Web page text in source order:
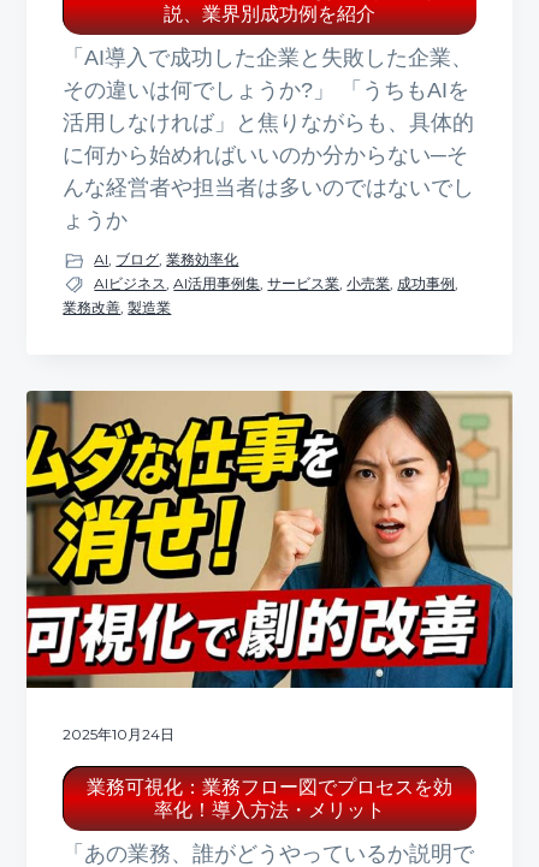
説、業界別成功例を紹介
「AI導入で成功した企業と失敗した企業、
その違いは何でしょうか?」 「うちもAIを
活用しなければ」と焦りながらも、具体的
に何から始めればいいのか分からない─そ
んな経営者や担当者は多いのではないでし
ょうか
AI ブログ ,業務効率化
AIビジネス ,AI活用事例集 ,サービス業 ,小売業 成功事例
業務改善 ,製造業
2025年10月24日
業務可視化：業務フロー図でプロセスを効
率化！導入方法・メリット
「あの業務、誰がどうやっているか説明で